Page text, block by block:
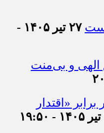
۲۷ تیر ۱۴۰۵ -
الهی و بی‌منت
«اقتدار